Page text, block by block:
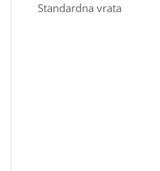
Standardna vrata